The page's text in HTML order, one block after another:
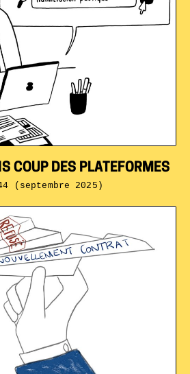
COUP DES PLATEFORMES
(septembre 2025)